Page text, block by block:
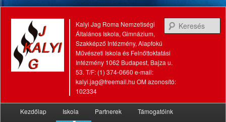
Kalyi Jag Roma Nemzetiségi
Általános Iskola, Gimnázium,
Szakképző Intézmény, Alapfokú
Művészeti Iskola és Felnőttoktatási
Intézmény 1062 Budapest, Bajza u.
53. T/F: (1) 374-0660 e-mail:
kalyi.jag@freemail.hu OM azonosító:
102334
Tovább
Tovább
Kezdőlap Iskola Partnerek
Támogatóink